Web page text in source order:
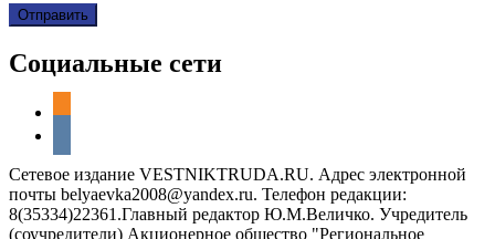
Социальные сети
Сетевое издание VESTNIKTRUDA.RU. Адрес электронной
почты belyaevka2008@yandex.ru. Телефон редакции:
8(35334)22361.Главный редактор Ю.М.Величко. Учредитель
(соучредители) Акционерное общество "Региональное